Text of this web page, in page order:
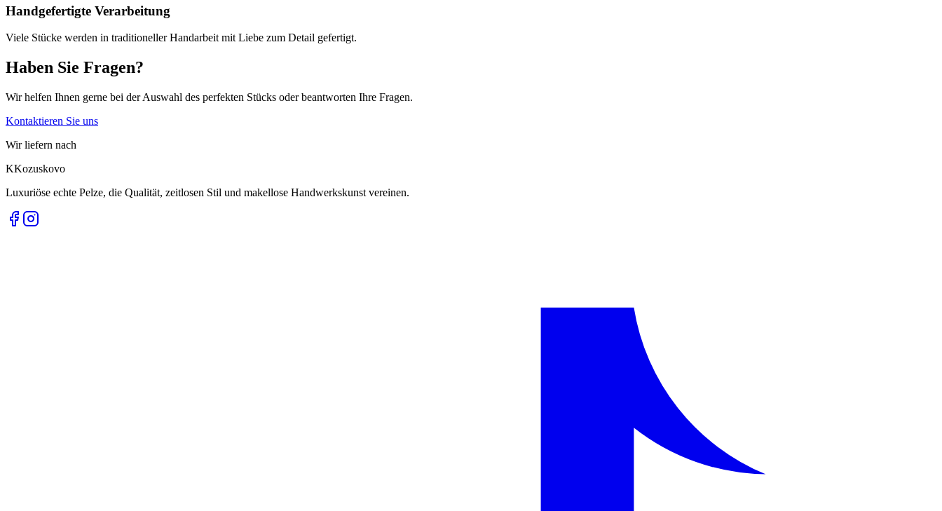
Handgefertigte Verarbeitung
Viele Stücke werden in traditioneller Handarbeit mit Liebe zum Detail gefertigt.
Haben Sie Fragen?
Wir helfen Ihnen gerne bei der Auswahl des perfekten Stücks oder beantworten Ihre Fragen.
Kontaktieren Sie uns
Wir liefern nach
KKozuskovo
Luxuriöse echte Pelze, die Qualität, zeitlosen Stil und makellose Handwerkskunst vereinen.